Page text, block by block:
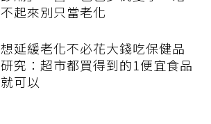
不起來別只當老化
想延緩老化不必花大錢吃保健品
研究：超市都買得到的1便宜食品
就可以